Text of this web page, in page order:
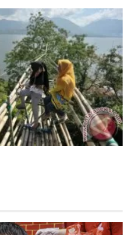
wisata unggulan